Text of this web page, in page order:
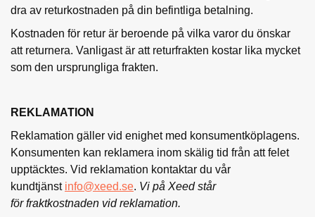
dra av returkostnaden på din befintliga betalning.
Kostnaden för retur är beroende på vilka varor du önskar
att returnera. Vanligast är att returfrakten kostar lika mycket
som den ursprungliga frakten.
REKLAMATION
Reklamation gäller vid enighet med konsumentköplagens.
Konsumenten kan reklamera inom skälig tid från att felet
upptäcktes. Vid reklamation kontaktar du vår
kundtjänst info@xeed.se. Vi på Xeed står
för fraktkostnaden vid reklamation.